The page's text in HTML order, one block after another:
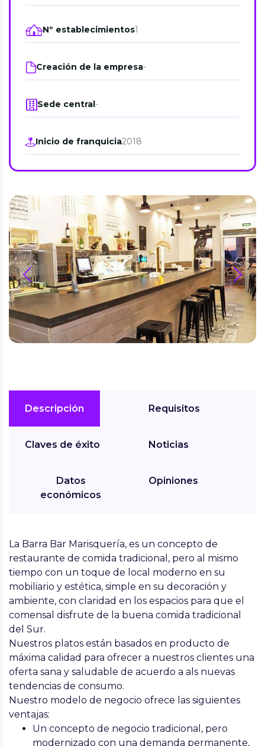
Nº establecimientos1
Creación de la empresa-
Sede central-
Inicio de franquicia2018
prev next
Descripción
Claves de éxito
Datos
económicos
Requisitos
Noticias
Opiniones
La Barra Bar Marisquería, es un concepto de
restaurante de comida tradicional, pero al mismo
tiempo con un toque de local moderno en su
mobiliario y estética, simple en su decoración y
ambiente, con claridad en los espacios para que el
comensal disfrute de la buena comida tradicional
del Sur.
Nuestros platos están basados en producto de
máxima calidad para ofrecer a nuestros clientes una
oferta sana y saludable de acuerdo a als nuevas
tendencias de consumo.
Nuestro modelo de negocio ofrece las siguientes
ventajas:
Un concepto de negocio tradicional, pero
modernizado con una demanda permanente,